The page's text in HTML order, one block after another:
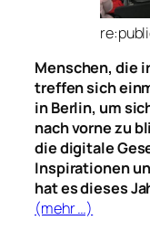
Menschen, die
treffen sich
in Berlin, um
nach vorne zu
die digitale
Inspirationen
hat es dieses
(mehr …)